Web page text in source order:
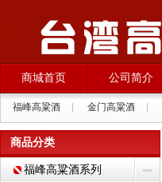
商城首页 公司简介
福峰高粱酒 金门高粱酒
商品分类
福峰高粱酒系列